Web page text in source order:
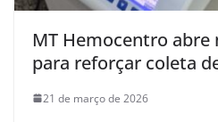
MT Hemocentro abre
para reforçar coleta
21 de março de 2026